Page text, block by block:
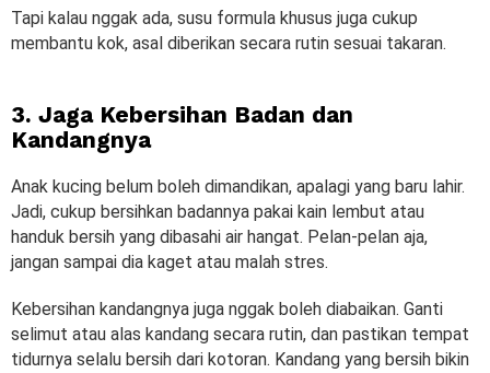
Tapi kalau nggak ada, susu formula khusus juga cukup
membantu kok, asal diberikan secara rutin sesuai takaran.
3. Jaga Kebersihan Badan dan
Kandangnya
Anak kucing belum boleh dimandikan, apalagi yang baru lahir.
Jadi, cukup bersihkan badannya pakai kain lembut atau
handuk bersih yang dibasahi air hangat. Pelan-pelan aja,
jangan sampai dia kaget atau malah stres.
Kebersihan kandangnya juga nggak boleh diabaikan. Ganti
selimut atau alas kandang secara rutin, dan pastikan tempat
tidurnya selalu bersih dari kotoran. Kandang yang bersih bikin